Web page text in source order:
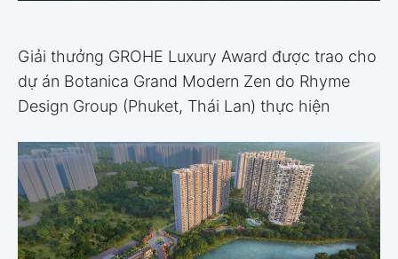
Giải thưởng GROHE Luxury Award được trao cho
dự án Botanica Grand Modern Zen do Rhyme
Design Group (Phuket, Thái Lan) thực hiện